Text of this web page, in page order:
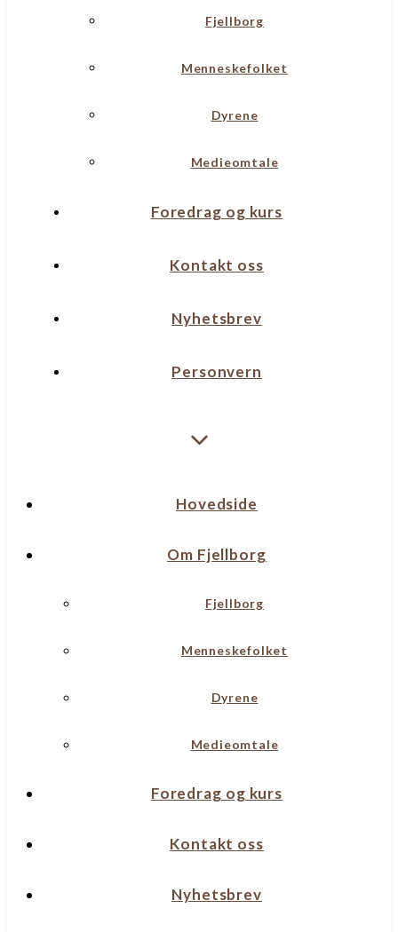
Fjellborg
Menneskefolket
Dyrene
Medieomtale
Foredrag og kurs
Kontakt oss
Nyhetsbrev
Personvern
Hovedside
Om Fjellborg
Fjellborg
Menneskefolket
Dyrene
Medieomtale
Foredrag og kurs
Kontakt oss
Nyhetsbrev